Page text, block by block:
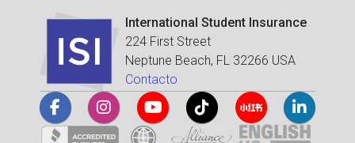
International Student Insurance
224 First Street
Neptune Beach, FL 32266 USA
Contacto